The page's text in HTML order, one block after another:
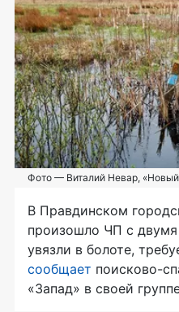
Фото — Виталий Невар,
В Правдинском
произошло ЧП с
увязли в болоте,
сообщает поисково-
«Запад» в своей